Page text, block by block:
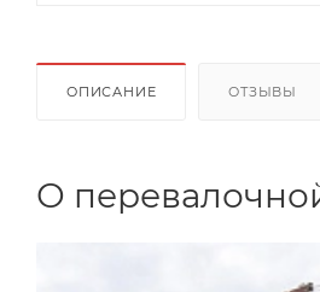
ОПИСАНИЕ ОТЗЫВЫ
О